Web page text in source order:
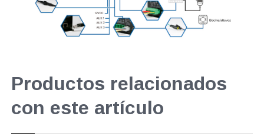
Productos relacionados
con este artículo